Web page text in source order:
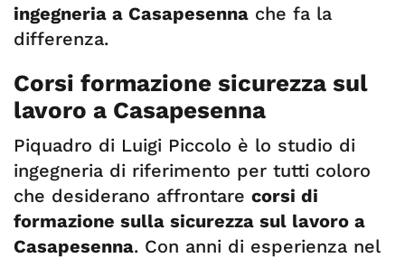
ingegneria a Casapesenna che fa la
differenza.
Corsi formazione sicurezza sul
lavoro a Casapesenna
Piquadro di Luigi Piccolo è lo studio di
ingegneria di riferimento per tutti coloro
che desiderano affrontare corsi di
formazione sulla sicurezza sul lavoro a
Casapesenna. Con anni di esperienza nel